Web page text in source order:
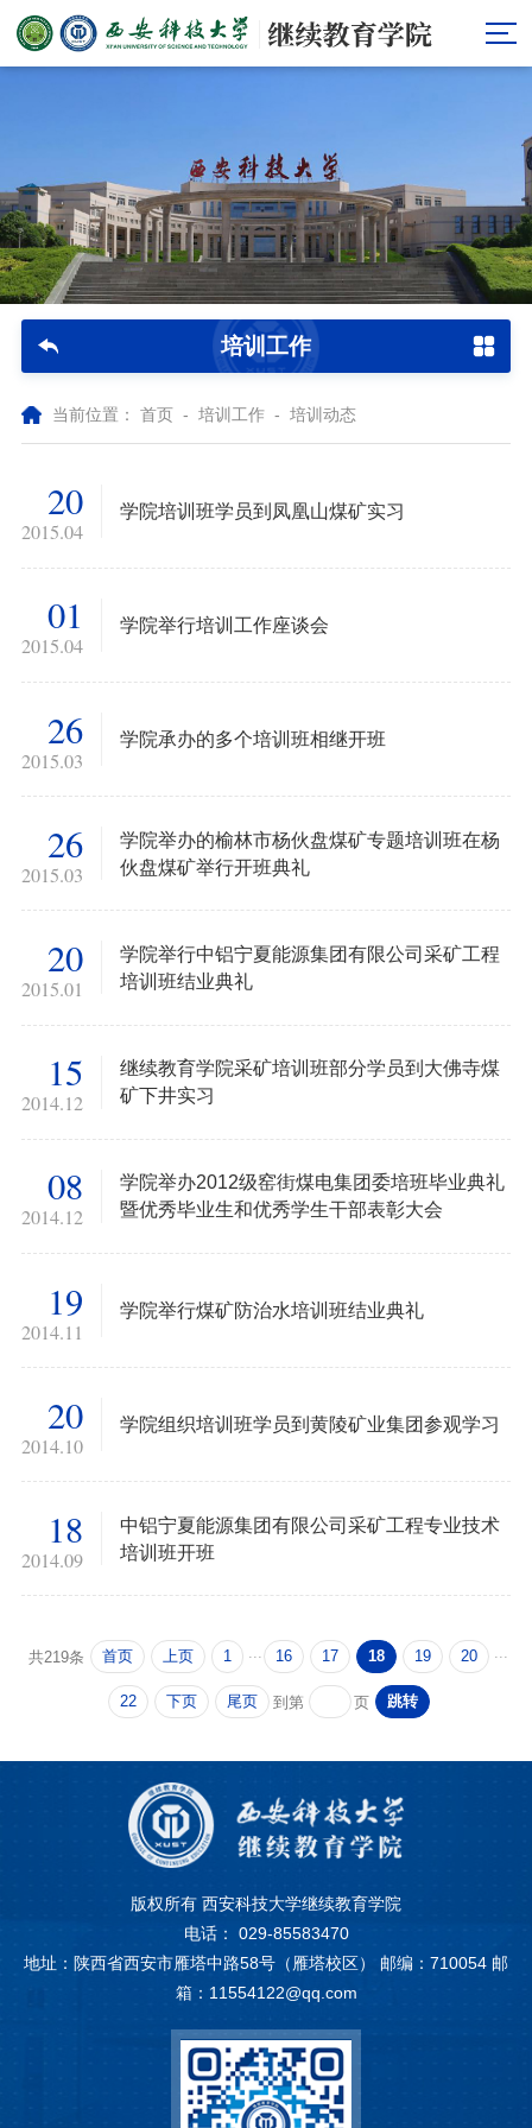
培训工作
当前位置： 首页 - 培训工作- 培训动态
20
2015.04
学院培训班学员到凤凰山煤矿实习
01
2015.04
学院举行培训工作座谈会
26
2015.03
学院承办的多个培训班相继开班
26
2015.03
学院举办的榆林市杨伙盘煤矿专题培训班在杨
伙盘煤矿举行开班典礼
20
2015.01
学院举行中铝宁夏能源集团有限公司采矿工程
培训班结业典礼
15
2014.12
继续教育学院采矿培训班部分学员到大佛寺煤
矿下井实习
08
2014.12
学院举办2012级窑街煤电集团委培班毕业典礼
暨优秀毕业生和优秀学生干部表彰大会
19
2014.11
学院举行煤矿防治水培训班结业典礼
20
2014.10
学院组织培训班学员到黄陵矿业集团参观学习
18
2014.09
中铝宁夏能源集团有限公司采矿工程专业技术
培训班开班
共219条 首页 上页 1 ... 16 17 18 19 20 ...
22 下页 尾页 到第 页 跳转
版权所有 西安科技大学继续教育学院
电话： 029-85583470
地址：陕西省西安市雁塔中路58号（雁塔校区） 邮编：710054 邮
箱：11554122@qq.com